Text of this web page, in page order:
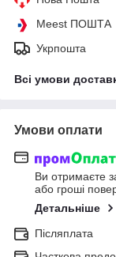
Meest ПОШТА
Укрпошта
Всі умови
Умови оплати
Ви отримаєте
або гроші
Детальніше
Післяплата